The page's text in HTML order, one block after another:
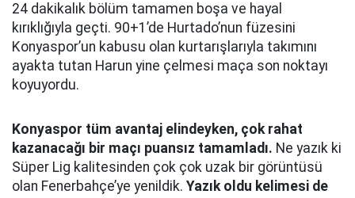
24 dakikalık bölüm tamamen boşa ve hayal
kırıklığıyla geçti. 90+1’de Hurtado’nun füzesini
Konyaspor’un kabusu olan kurtarışlarıyla takımını
ayakta tutan Harun yine çelmesi maça son noktayı
koyuyordu.
Konyaspor tüm avantaj elindeyken, çok rahat
kazanacağı bir maçı puansız tamamladı. Ne yazık ki
Süper Lig kalitesinden çok çok uzak bir görüntüsü
olan Fenerbahçe’ye yenildik. Yazık oldu kelimesi de